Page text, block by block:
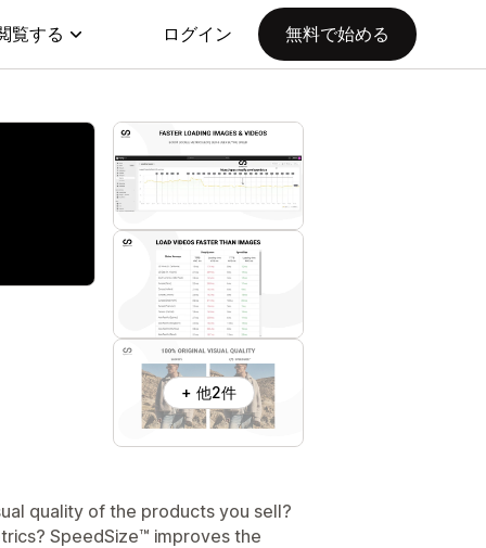
覧する ログイン 無料で始める
+ 他2件
quality of the products you sell?
SpeedSize™ improves the